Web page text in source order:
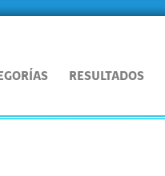
RESULTADOS